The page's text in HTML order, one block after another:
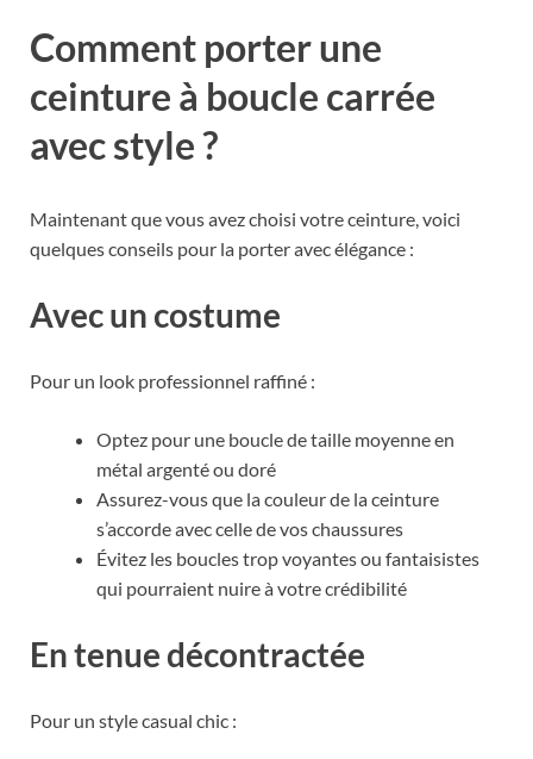
Comment porter une
ceinture à boucle carrée
avec style ?
Maintenant que vous avez choisi votre ceinture, voici
quelques conseils pour la porter avec élégance :
Avec un costume
Pour un look professionnel raffiné :
Optez pour une boucle de taille moyenne en
métal argenté ou doré
Assurez-vous que la couleur de la ceinture
s’accorde avec celle de vos chaussures
Évitez les boucles trop voyantes ou fantaisistes
qui pourraient nuire à votre crédibilité
En tenue décontractée
Pour un style casual chic :